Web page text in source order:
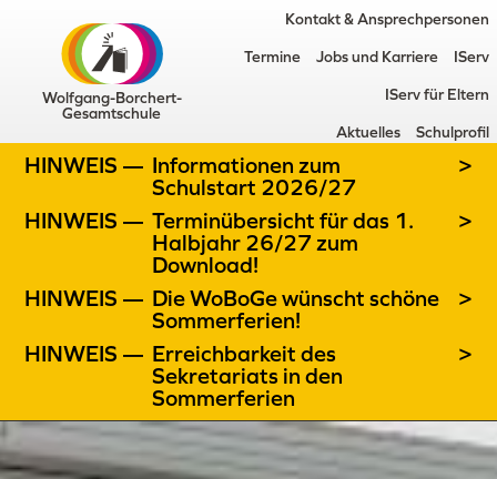
Wolfgang-Borchert-
Gesamtschule
Kontakt & Ansprechpersonen
Termine Jobs und Karriere IServ
IServ für Eltern
Aktuelles Schulprofil
HINWEIS — Informationen zum
Schulstart 2026/27
>
HINWEIS — Terminübersicht für das 1.
Halbjahr 26/27 zum
Download!
>
HINWEIS — Die WoBoGe wünscht schöne
Sommerferien!
>
HINWEIS — Erreichbarkeit des
Sekretariats in den
Sommerferien
>